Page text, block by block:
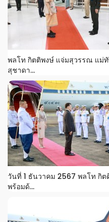
พลโท กิตติพงษ์ แจ่มสุวรรณ แม่
สุชาดา...
วันที่ 1 ธันวาคม 2567 พลโท กิ
พร้อมด้...